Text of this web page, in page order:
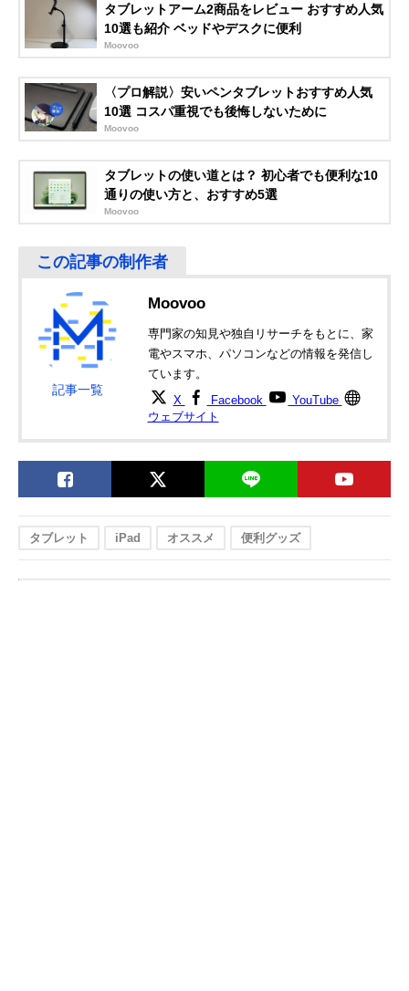
2nd Gen
ら選べる
Amazonで見る
エレコム
ットスタンド
TBWDSZARMBE
DBK
寝ながらタブレッ
ポールマウントス
タンド タブレット
BMA-100TB
スタンド
(ELECOM)
タブレット用スタ
置スタンド TB-
タブレットアーム2商品をレビュー おすすめ人気
10選も紹介 ベッドやデスクに便利
Moovoo
〈プロ解説〉安いペンタブレットおすすめ人気
10選 コスパ重視でも後悔しないために
Moovoo
タブレットの使い道とは？ 初心者でも便利な10
通りの使い方と、おすすめ5選
Moovoo
記事一覧
Moovoo
専門家の知見や独自リサーチをもとに、家
電やスマホ、パソコンなどの情報を発信し
ています。
X Facebook
YouTube
ウェブサイト
タブレット iPad オススメ 便利グッズ